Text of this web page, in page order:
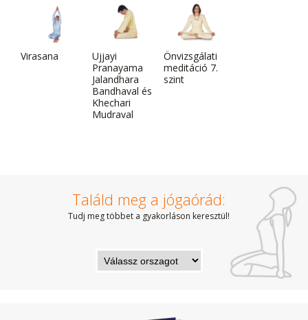
Virasana
Ujjayi
Pranayama
Jalandhara
Bandhaval és
Khechari
Mudraval
Önvizsgálati
meditáció 7.
szint
Találd meg a jógaórád:
Tudj meg többet a gyakorláson keresztül!